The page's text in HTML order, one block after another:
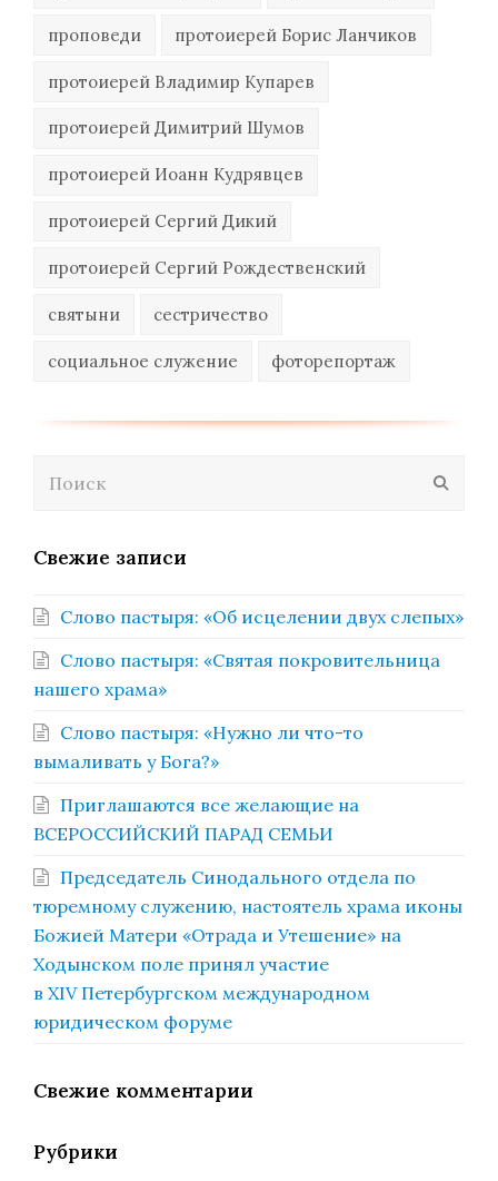
проповеди протоиерей Борис Ланчиков
протоиерей Владимир Купарев
протоиерей Димитрий Шумов
протоиерей Иоанн Кудрявцев
протоиерей Сергий Дикий
протоиерей Сергий Рождественский
святыни сестричество
социальное служение фоторепортаж
Свежие записи
Слово пастыря: «Об исцелении двух слепых»
Слово пастыря: «Святая покровительница
нашего храма»
Слово пастыря: «Нужно ли что-то
вымаливать у Бога?»
Приглашаются все желающие на
ВСЕРОССИЙСКИЙ ПАРАД СЕМЬИ
Председатель Синодального отдела по
тюремному служению, настоятель храма иконы
Божией Матери «Отрада и Утешение» на
Ходынском поле принял участие
в XIV Петербургском международном
юридическом форуме
Свежие комментарии
Рубрики